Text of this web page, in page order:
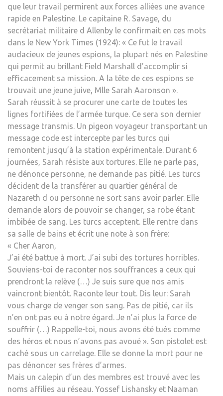
que leur travail permirent aux forces alliées une avance
rapide en Palestine. Le capitaine R. Savage, du
secrétariat militaire d Allenby le confirmait en ces mots
dans le New York Times (1924): « Ce fut le travail
audacieux de jeunes espions, la plupart nés en Palestine
qui permit au brillant Field Marshall d’accomplir si
efficacement sa mission. A la tête de ces espions se
trouvait une jeune juive, Mlle Sarah Aaronson ».
Sarah réussit à se procurer une carte de toutes les
lignes fortifiées de l’armée turque. Ce sera son dernier
message transmis. Un pigeon voyageur transportant un
message code est intercepte par les turcs qui
remontent jusqu’à la station expérimentale. Durant 6
journées, Sarah résiste aux tortures. Elle ne parle pas,
ne dénonce personne, ne demande pas pitié. Les turcs
décident de la transférer au quartier général de
Nazareth d ou personne ne sort sans avoir parler. Elle
demande alors de pouvoir se changer, sa robe étant
imbibée de sang. Les turcs acceptent. Elle rentre dans
sa salle de bains et écrit une note à son frère:
« Cher Aaron,
J’ai été battue à mort. J’ai subi des tortures horribles.
Souviens-toi de raconter nos souffrances a ceux qui
prendront la relève (…) Je suis sure que nos amis
vaincront bientôt. Raconte leur tout. Dis leur: Sarah
vous charge de venger son sang. Pas de pitié, car ils
n’en ont pas eu à notre égard. Je n’ai plus la force de
souffrir (…) Rappelle-toi, nous avons été tués comme
des héros et nous n’avons pas avoué ». Son pistolet est
caché sous un carrelage. Elle se donne la mort pour ne
pas dénoncer ses frères d’armes.
Mais un calepin d’un des membres est trouvé avec les
noms affilies au réseau. Yossef Lishansky et Naaman